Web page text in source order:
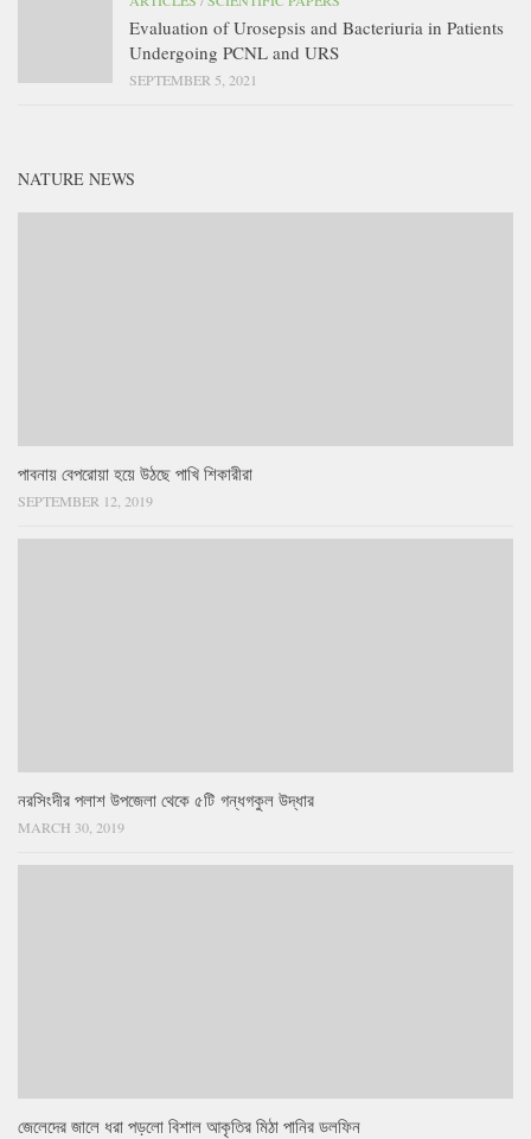
Evaluation of Urosepsis and Bacteriuria in Patients
Undergoing PCNL and URS
SEPTEMBER 5, 2021
NATURE NEWS
পাবনায় বেপরোয়া হয়ে উঠছে পাখি শিকারীরা
SEPTEMBER 12, 2019
নরসিংদীর পলাশ উপজেলা থেকে ৫টি গন্ধগকুল উদ্ধার
MARCH 30, 2019
জেলেদের জালে ধরা পড়লো বিশাল আকৃতির মিঠা পানির ডলফিন